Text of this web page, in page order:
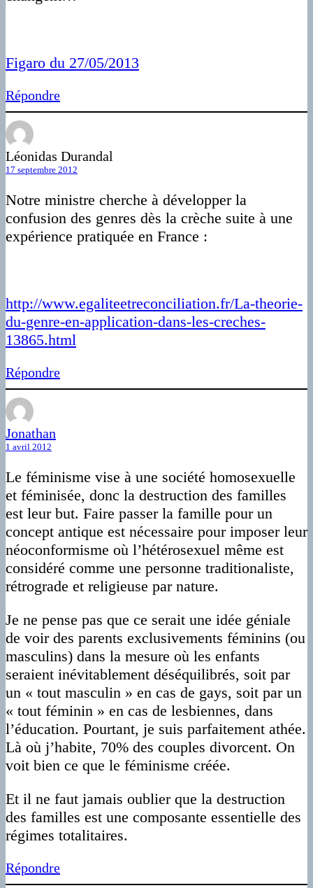
Figaro du 27/05/2013
Répondre
Léonidas Durandal
17 septembre 2012
Notre ministre cherche à développer la
confusion des genres dès la crèche suite à une
expérience pratiquée en France :
http://www.egaliteetreconciliation.fr/La-theorie-
du-genre-en-application-dans-les-creches-
13865.html
Répondre
Jonathan
1 avril 2012
Le féminisme vise à une société homosexuelle
et féminisée, donc la destruction des familles
est leur but. Faire passer la famille pour un
concept antique est nécessaire pour imposer leur
néoconformisme où l’hétérosexuel même est
considéré comme une personne traditionaliste,
rétrograde et religieuse par nature.
Je ne pense pas que ce serait une idée géniale
de voir des parents exclusivements féminins (ou
masculins) dans la mesure où les enfants
seraient inévitablement déséquilibrés, soit par
un « tout masculin » en cas de gays, soit par un
« tout féminin » en cas de lesbiennes, dans
l’éducation. Pourtant, je suis parfaitement athée.
Là où j’habite, 70% des couples divorcent. On
voit bien ce que le féminisme créée.
Et il ne faut jamais oublier que la destruction
des familles est une composante essentielle des
régimes totalitaires.
Répondre